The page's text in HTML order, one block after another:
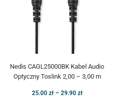
Nedis CAGL25000BK Kabel Audio
Optyczny Toslink 2,00 – 3,00 m
25.00 zł – 29.90 zł